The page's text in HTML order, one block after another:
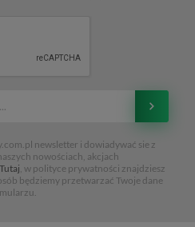
newsletter i dowiadywać sie z
nowościach, akcjach
Tutaj , w polityce prywatności znajdziesz
będziemy przetwarzać Twoje dane